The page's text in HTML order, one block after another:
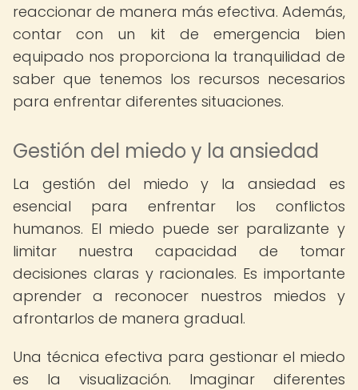
reaccionar de manera más efectiva. Además,
contar con un kit de emergencia bien
equipado nos proporciona la tranquilidad de
saber que tenemos los recursos necesarios
para enfrentar diferentes situaciones.
Gestión del miedo y la ansiedad
La gestión del miedo y la ansiedad es
esencial para enfrentar los conflictos
humanos. El miedo puede ser paralizante y
limitar nuestra capacidad de tomar
decisiones claras y racionales. Es importante
aprender a reconocer nuestros miedos y
afrontarlos de manera gradual.
Una técnica efectiva para gestionar el miedo
es la visualización. Imaginar diferentes